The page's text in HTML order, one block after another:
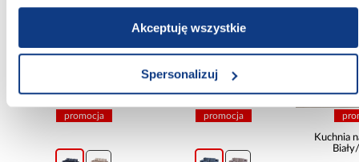
Akceptuję wszystkie
Spersonalizuj
promocja promocja
Kuchnia